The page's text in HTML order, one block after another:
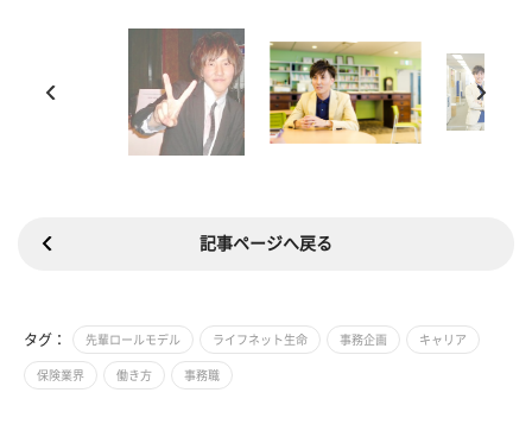
記事ページへ戻る
タグ： 先輩ロールモデル ライフネット生命 事務企画 キャリア
保険業界 働き方 事務職